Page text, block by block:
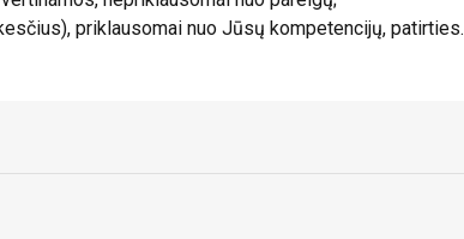
priklausomai nuo Jūsų kompetencijų, patirties.